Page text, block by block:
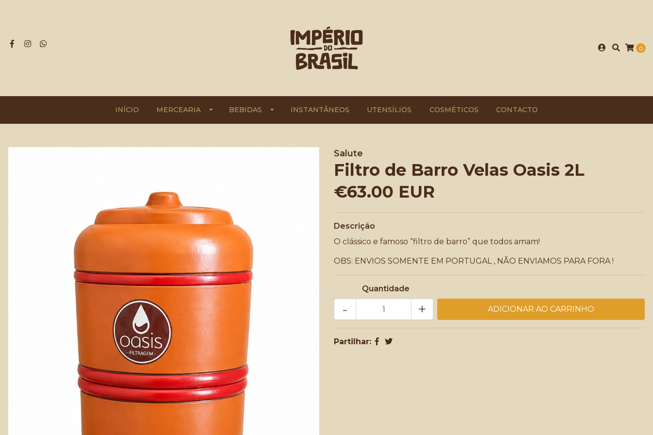
0
INÍCIO MERCEARIA BEBIDAS INSTANTÂNEOS UTENSÍLIOS COSMÉTICOS CONTACTO
Salute
Filtro de Barro Velas Oasis 2L
€63.00 EUR
Descrição
O clássico e famoso “filtro de barro” que todos amam!
OBS: ENVIOS SOMENTE EM PORTUGAL , NÃO ENVIAMOS PARA FORA !
Quantidade
+
-
Partilhar: